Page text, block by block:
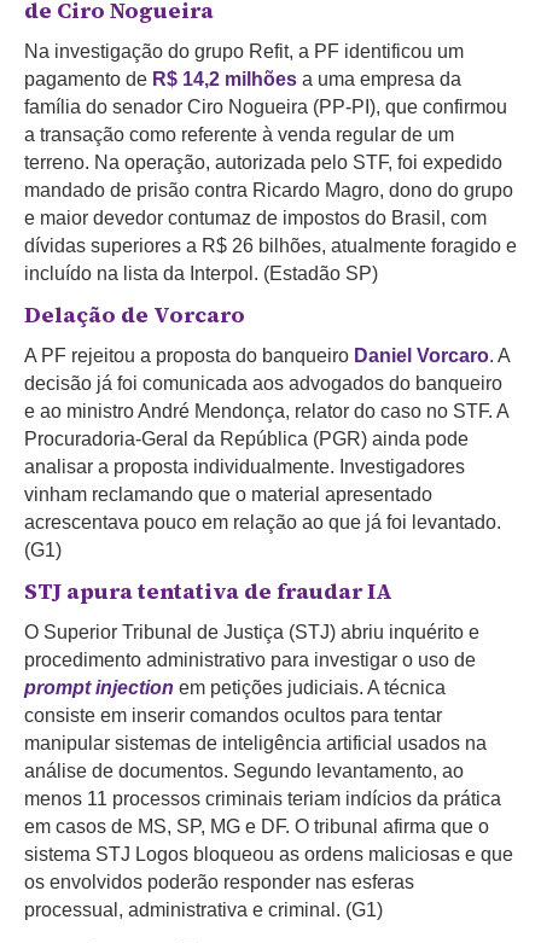
de Ciro Nogueira
Na investigação do grupo Refit, a PF identificou um
pagamento de R$ 14,2 milhões a uma empresa da
família do senador Ciro Nogueira (PP-PI), que confirmou
a transação como referente à venda regular de um
terreno. Na operação, autorizada pelo STF, foi expedido
mandado de prisão contra Ricardo Magro, dono do grupo
e maior devedor contumaz de impostos do Brasil, com
dívidas superiores a R$ 26 bilhões, atualmente foragido e
incluído na lista da Interpol. (Estadão SP)
Delação de Vorcaro
A PF rejeitou a proposta do banqueiro Daniel Vorcaro. A
decisão já foi comunicada aos advogados do banqueiro
e ao ministro André Mendonça, relator do caso no STF. A
Procuradoria-Geral da República (PGR) ainda pode
analisar a proposta individualmente. Investigadores
vinham reclamando que o material apresentado
acrescentava pouco em relação ao que já foi levantado.
(G1)
STJ apura tentativa de fraudar IA
O Superior Tribunal de Justiça (STJ) abriu inquérito e
procedimento administrativo para investigar o uso de
prompt injection em petições judiciais. A técnica
consiste em inserir comandos ocultos para tentar
manipular sistemas de inteligência artificial usados na
análise de documentos. Segundo levantamento, ao
menos 11 processos criminais teriam indícios da prática
em casos de MS, SP, MG e DF. O tribunal afirma que o
sistema STJ Logos bloqueou as ordens maliciosas e que
os envolvidos poderão responder nas esferas
processual, administrativa e criminal. (G1)